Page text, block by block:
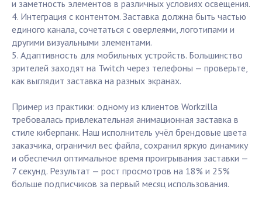
и заметность элементов в различных условиях освещения.
4. Интеграция с контентом. Заставка должна быть частью
единого канала, сочетаться с оверлеями, логотипами и
другими визуальными элементами.
5. Адаптивность для мобильных устройств. Большинство
зрителей заходят на Twitch через телефоны — проверьте,
как выглядит заставка на разных экранах.
Пример из практики: одному из клиентов Workzilla
требовалась привлекательная анимационная заставка в
стиле киберпанк. Наш исполнитель учёл брендовые цвета
заказчика, ограничил вес файла, сохранил яркую динамику
и обеспечил оптимальное время проигрывания заставки —
7 секунд. Результат — рост просмотров на 18% и 25%
больше подписчиков за первый месяц использования.